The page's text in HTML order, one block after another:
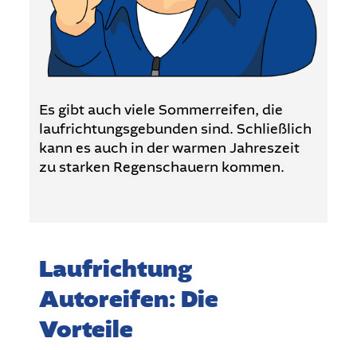
Es gibt auch viele Sommerreifen, die
laufrichtungsgebunden sind. Schließlich
kann es auch in der warmen Jahreszeit
zu starken Regenschauern kommen.
Laufrichtung
Autoreifen: Die
Vorteile